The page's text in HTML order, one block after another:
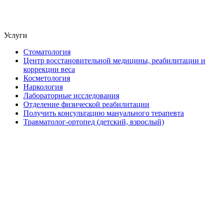
Услуги
Стоматология
Центр восстановительной медицины, реабилитации и
коррекции веса
Косметология
Наркология
Лабораторные исследования
Отделение физической реабилитации
Получить консультацию мануального терапевта
Травматолог-ортопед (детский, взрослый)